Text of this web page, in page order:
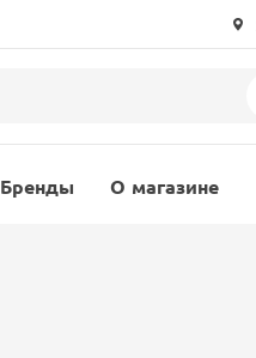
Бренды О магазине